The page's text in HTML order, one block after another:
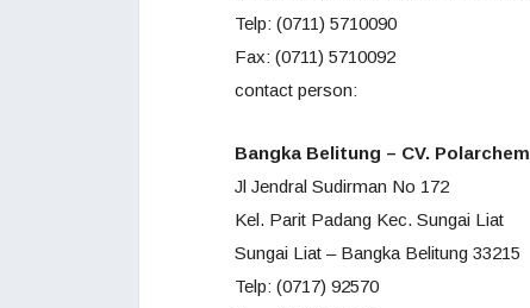
Telp: (0711) 5710090
Fax: (0711) 5710092
contact person:
Bangka Belitung – CV. Polarchem
Jl Jendral Sudirman No 172
Kel. Parit Padang Kec. Sungai Liat
Sungai Liat – Bangka Belitung 33215
Telp: (0717) 92570